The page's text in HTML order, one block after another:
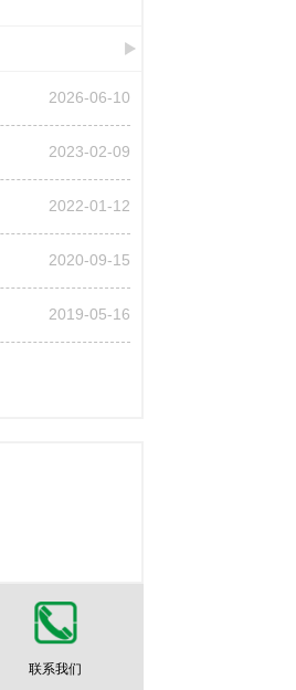
2026-06-10
2023-02-09
2022-01-12
2020-09-15
2019-05-16
联系我们